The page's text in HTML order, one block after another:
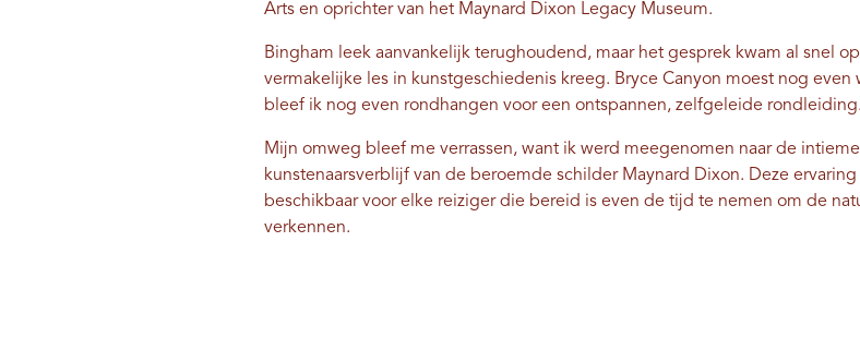
Arts en oprichter van het Maynard Dixon Legacy Museum.
Bingham leek aanvankelijk terughoudend, maar het gesprek kwam al snel
vermakelijke les in kunstgeschiedenis kreeg. Bryce Canyon moest nog
bleef ik nog even rondhangen voor een ontspannen, zelfgeleide rondleiding.
Mijn omweg bleef me verrassen, want ik werd meegenomen naar de
kunstenaarsverblijf van de beroemde schilder Maynard Dixon. Deze
beschikbaar voor elke reiziger die bereid is even de tijd te nemen om de
verkennen.